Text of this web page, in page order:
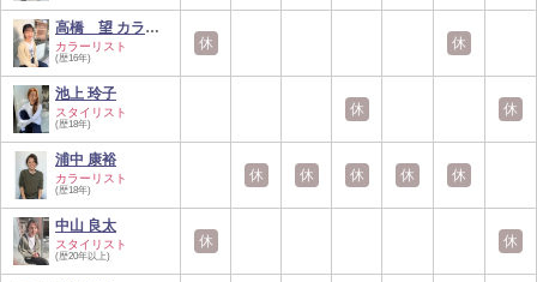
高橋 望 カラー診…
カラーリスト
(歴16年)
池上 玲子
スタイリスト
(歴18年)
浦中 康裕
カラーリスト
(歴18年)
中山 良太
スタイリスト
(歴20年以上)
休 休
休 休
休 休 休 休 休
休 休